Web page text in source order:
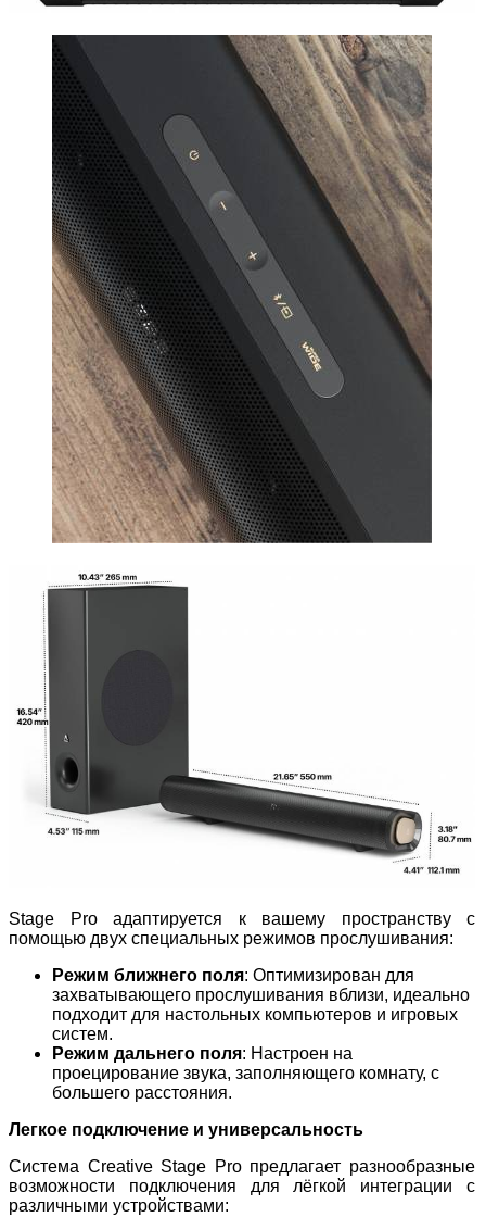
Stage Pro адаптируется к вашему пространству с
помощью двух специальных режимов прослушивания:
Режим ближнего поля: Оптимизирован для
захватывающего прослушивания вблизи, идеально
подходит для настольных компьютеров и игровых
систем.
Режим дальнего поля: Настроен на
проецирование звука, заполняющего комнату, с
большего расстояния.
Легкое подключение и универсальность
Система Creative Stage Pro предлагает разнообразные
возможности подключения для лёгкой интеграции с
различными устройствами: